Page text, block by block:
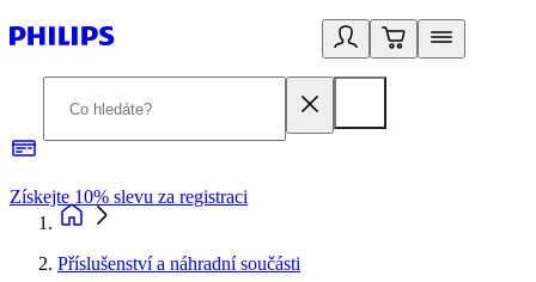
Získejte 10% slevu za registraci
Příslušenství a náhradní součásti